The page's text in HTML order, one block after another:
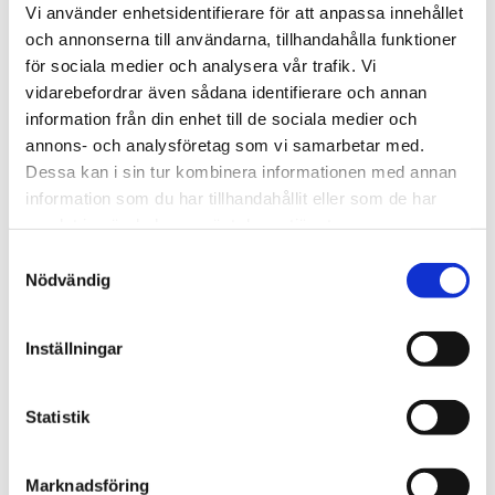
Vi använder enhetsidentifierare för att anpassa innehållet
och annonserna till användarna, tillhandahålla funktioner
för sociala medier och analysera vår trafik. Vi
vidarebefordrar även sådana identifierare och annan
information från din enhet till de sociala medier och
annons- och analysföretag som vi samarbetar med.
Dessa kan i sin tur kombinera informationen med annan
information som du har tillhandahållit eller som de har
Nödvändig
Inställningar
Statistik
Marknadsföring
Horisontell kajakhållare
XTR
J-formad kajakhållare
Lägg